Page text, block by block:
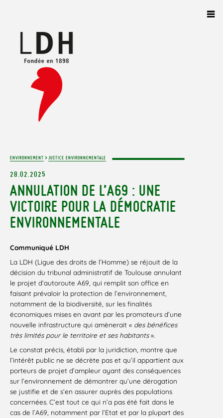
ENVIRONNEMENT > JUSTICE ENVIRONNEMENTALE
28.02.2025
ANNULATION DE L’A69 : UNE
VICTOIRE POUR LA DÉMOCRATIE
ENVIRONNEMENTALE
Communiqué LDH
La LDH (Ligue des droits de l’Homme) se réjouit de la
décision du tribunal administratif de Toulouse annulant
le projet d’autoroute A69, qui remplit son office en
faisant prévaloir la protection de l’environnement,
notamment de la biodiversité, sur les finalités
économiques mises en avant par les promoteurs d’une
nouvelle infrastructure qui amènerait « des bénéfices
très limités pour le territoire et ses habitants».
Le constat précis, établi par la juridiction, montre que
l’intérêt public ne se décrète pas et qu’il appartient aux
porteurs de projet d’ampleur ayant des conséquences
sur l’environnement de démontrer qu’une dérogation
se justifie et de s’en assurer auprès des populations
concernées. C’est tout ce qui n’a pas été fait dans le
cas de l’A69, notamment par l’Etat et par la plupart des